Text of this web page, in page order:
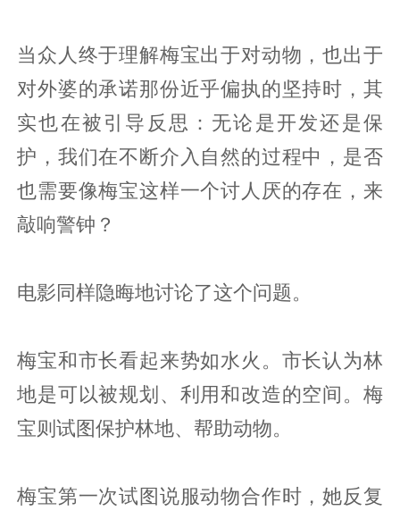
当众人终于理解梅宝出于对动物，也出于
对外婆的承诺那份近乎偏执的坚持时，其
实也在被引导反思：无论是开发还是保
护，我们在不断介入自然的过程中，是否
也需要像梅宝这样一个讨人厌的存在，来
敲响警钟？
电影同样隐晦地讨论了这个问题。
梅宝和市长看起来势如水火。市长认为林
地是可以被规划、利用和改造的空间。梅
宝则试图保护林地、帮助动物。
梅宝第一次试图说服动物合作时，她反复